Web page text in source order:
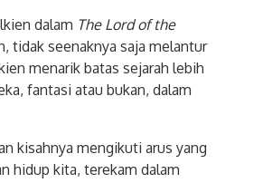
dalam The Lord of the
tidak seenaknya saja melantur
menarik batas sejarah lebih
fantasi atau bukan, dalam
kisahnya mengikuti arus yang
hidup kita, terekam dalam